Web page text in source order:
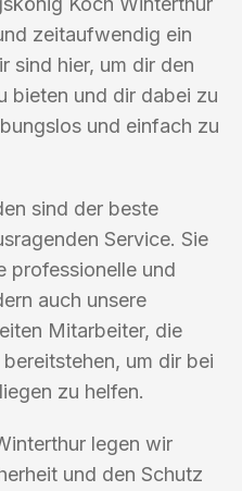
zeitaufwendig ein
sind hier, um dir den
bieten und dir dabei zu
und einfach zu
sind der beste
Service. Sie
professionelle und
auch unsere
Mitarbeiter, die
um dir bei
zu helfen.
legen wir
und den Schutz